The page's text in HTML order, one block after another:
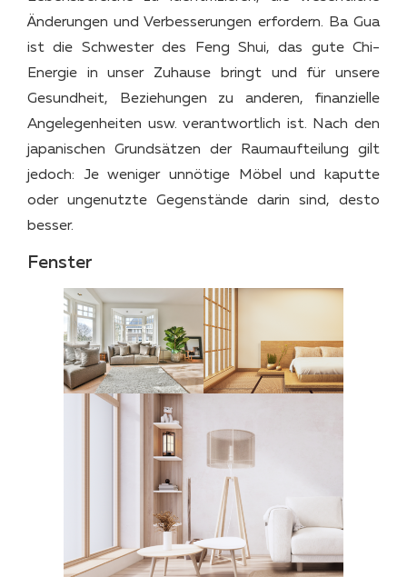
Änderungen und Verbesserungen erfordern. Ba Gua
ist die Schwester des Feng Shui, das gute Chi-
Energie in unser Zuhause bringt und für unsere
Gesundheit, Beziehungen zu anderen, finanzielle
Angelegenheiten usw. verantwortlich ist. Nach den
japanischen Grundsätzen der Raumaufteilung gilt
jedoch: Je weniger unnötige Möbel und kaputte
oder ungenutzte Gegenstände darin sind, desto
besser.
Fenster